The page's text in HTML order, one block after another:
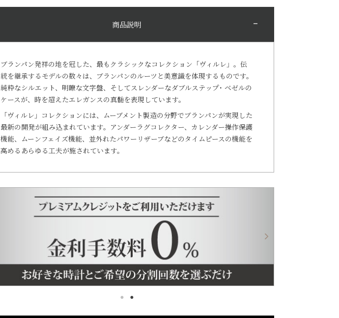
商品説明
ブランパン発祥の地を冠した、最もクラシックなコレクション「ヴィルレ」。伝
統を継承するモデルの数々は、ブランパンのルーツと美意識を体現するものです。
純粋なシルエット、明瞭な文字盤、そしてスレンダーなダブルステップ･ ベゼルの
ケースが、時を超えたエレガンスの真髄を表現しています。
「ヴィルレ」コレクションには、ムーブメント製造の分野でブランパンが実現した
最新の開発が組み込まれています。アンダーラグコレクター、カレンダー操作保護
機能、ムーンフェイズ機能、並外れたパワーリザーブなどのタイムピースの機能を
高めるあらゆる工夫が施されています。